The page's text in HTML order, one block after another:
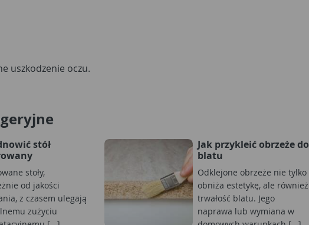
uszkodzenie oczu.
stół
stoły,
od jakości
z czasem ulegają
zużyciu
Jak przykleić obrzeże do
blatu
Odklejone obrzeże nie tylko
obniża estetykę, ale również
trwałość blatu. Jego
naprawa lub wymiana w